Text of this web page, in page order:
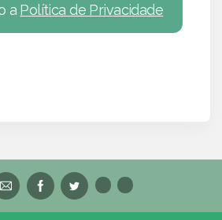
a Política de Privacidade